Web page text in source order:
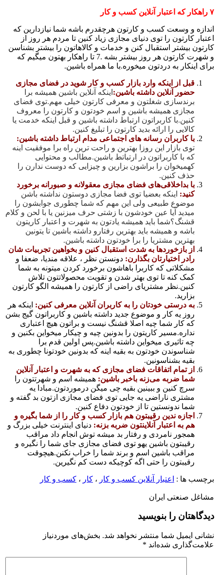
۷ راهکار که اعتبار آنلاین کسب و کار
اندازه و وسعت کسب و کارتون هرچقدرم باشه شما نیازدارین که
اعتبار کارتون را توی دنیای مجازی زیاد کنین تا مردم هر روز از
کارتون بیشتر استقبال کنن و خدمات و کالاهاتون را بیشتر بشناسن
و شهرت کارتون هر روز بیشتر بشه .7 تا راهکار بهتون میگیم که
برای اینکار به دردتون میخوره.با ما همراه باشین.
قبل از اینکه وارد بازار کسب و کار شوید در فضای مجازی
حضور آنلاین داشته باشین: اینکه آنلاین باشین همیشه برا
برندسازی شغلتون و معرفی کارتون خیلی مهم.توی فضای
مجازی همیشه باشین و اسم خودتون و کارتون را معروف
کنین.با کاربراتون ارتباط داشته باشین و قبل اینکه خدمت یا
کالایی را ارائه بدید کارتون را تبلیغ کنین.
با کاربران رسانه های اجتماعی مدام ارتباط داشته باشین:
توی بازار این روزا بهترین و راحت ترین راه برا موفقیت اینه
که با کاربراتون در ارتباتط باشین.مطالب و محتوایی
کهمیخوان را براشون بزارین و چیزایی که دوست ندارن را
حذف کنین.
با بداخلاقی‌های فضای مجازی معقولانه و صبورانه برخورد
کنید: اینکه بعضیا توی فضا مجازی دوستون نداشته باشن
موضوع طبیعی ولی این مهم که شما چطوری جوابشون را
میدید آیا عین خودشون با زشتی حرف میزنین یا با لحن و کلام
قشنگ؟شما باید همیشه یادتون به شهرت و اعتبار کاریتون
باشه و همیشه باید بهترین رفتارو داشته باشین تا یتونین
بهترین مشتریا را برا خودتون داشته باشین.
از بازخوردها به شدت استقبال کنین و بخواهین تجربیات شان
رادر اختیارتان بگذارن: دونستن نظر ، علاقه مندیا، ضعفا و
مشکلاتی که کاربرا باهاشون برخورد کردن میتونه به شما
کمک کنه تا توی بهتر شدن و تقویت محصولاتتون تلاش
کنین.نظر مشتریای راضی از کارتون را همیشه الگو کارتون
بزارید.
به درستی خودتان را به کاربران آنلاین معرفی کنین: اینکه هر
روز یه کار و موضوع جدید داشته باشین و کاربراتون گیج بشن
که کار شما چیه اصلا قشنگ نیست و براتون هیچ اعتباری
نداره.مسیر کاریتون را بدونین چیه و چیکار میخواین بکنین و
چه تاثیری میخواین داشته باشین.پس اولین قدم برا
شناسوندن خودتون به بقیه اینه که بدونین خودتونا چطوری به
بقیه بشناسونین.
از تمام اتفاقات فضای مجازی که به شهرت و اعتبار آنلاین
شما ضربه می‌زنه باخبر باشین: همیشه اسم و شهرتتون را
سرچ کنین و ببینین بقیه چی میگن درموردتون.مبادا یه
مشتری ناراضی یه جایی توی فضای مجازی ازتون بد گفته و
شما ندونستین تا از خودتون دفاع کنین.
اجازه ندین رقیبتون هم بازار کسب و کار را از شما بگیره و
هم به اعتبار آنلاینتون ضربه بزنه: دنیای اینترنت خیلی بزرگ و
همجور نامردی و رفتار بد میشه توش انجام داد مراقب
رقیبتون باشین یهو توی فضای مجازی جای شما را نگیره و
مراقب باشین اسم و برند شما را خراب نکنن.هیچوقت
رقیبتون را حتی اگه کوچیکه دست کم نگیرین.
برچسب ها : اعتبار آنلاین کسب و کار ، کار ، کسب و کار
مشاغل صنعتی ایران
دیدگاهتان را بنویسید
نشانی ایمیل شما منتشر نخواهد شد. بخش‌های موردنیاز
علامت‌گذاری شده‌اند *